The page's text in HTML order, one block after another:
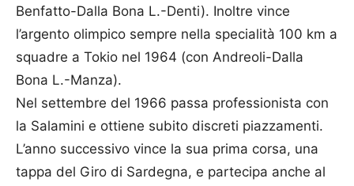
Benfatto-Dalla Bona L.-Denti). Inoltre vince
l’argento olimpico sempre nella specialità 100 km a
squadre a Tokio nel 1964 (con Andreoli-Dalla
Bona L.-Manza).
Nel settembre del 1966 passa professionista con
la Salamini e ottiene subito discreti piazzamenti.
L’anno successivo vince la sua prima corsa, una
tappa del Giro di Sardegna, e partecipa anche al